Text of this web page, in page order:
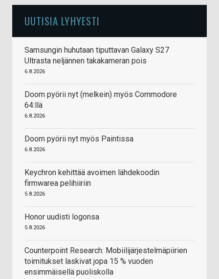
UUTISIA LYHYESTI
Samsungin huhutaan tiputtavan Galaxy S27
Ultrasta neljännen takakameran pois
6.8.2026
Doom pyörii nyt (melkein) myös Commodore
64:llä
6.8.2026
Doom pyörii nyt myös Paintissa
6.8.2026
Keychron kehittää avoimen lähdekoodin
firmwarea pelihiiriin
5.8.2026
Honor uudisti logonsa
5.8.2026
Counterpoint Research: Mobiilijärjestelmäpiirien
toimitukset laskivat jopa 15 % vuoden
ensimmäisellä puoliskolla